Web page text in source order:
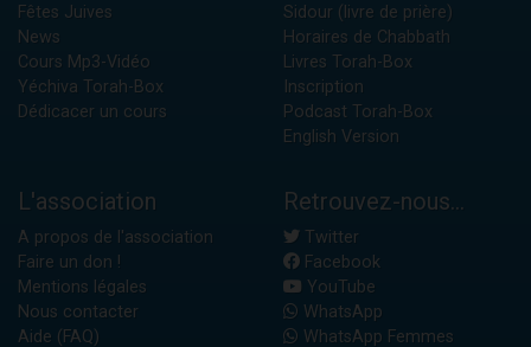
Fêtes Juives
News
Cours Mp3-Vidéo
Yéchiva Torah-Box
Dédicacer un cours
Sidour (livre de prière)
Horaires de Chabbath
Livres Torah-Box
Inscription
Podcast Torah-Box
English Version
L'association
A propos de l'association
Faire un don !
Mentions légales
Nous contacter
Aide (FAQ)
Retrouvez-nous...
Twitter
Facebook
YouTube
WhatsApp
WhatsApp Femmes